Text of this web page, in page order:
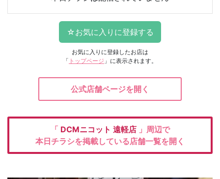
お気に入りに登録したお店は
「 トップページ 」に表示されます。
公式店舗ページを開く
「 DCMニコット 遠軽店 」周辺で
本日チラシを掲載している店舗一覧を開く